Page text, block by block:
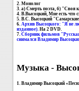
2. Монолог
3. а) Смерть поэта, б) "Своя
4. В.Высоцкий, Мне есть что
5. В.С. Высоцкий
6. Архив Высоцкого: "Я не
изданное). На 2 DVD
7. Сборник фильмов
снимался Владимир
Музыка -
1. Владимир Высоцкий